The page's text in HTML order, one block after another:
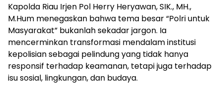
Kapolda Riau Irjen Pol Herry Heryawan, SIK., MH.,
M.Hum menegaskan bahwa tema besar “Polri untuk
Masyarakat” bukanlah sekadar jargon. Ia
mencerminkan transformasi mendalam institusi
kepolisian sebagai pelindung yang tidak hanya
responsif terhadap keamanan, tetapi juga terhadap
isu sosial, lingkungan, dan budaya.